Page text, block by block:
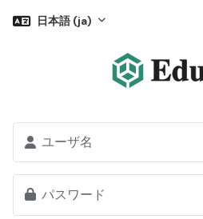
日本語 ‎(ja)‎